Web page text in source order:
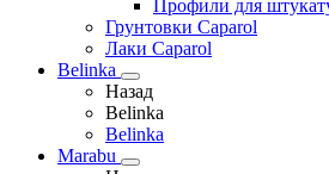
Профили для
Грунтовки Caparol
Лаки Caparol
Belinka
Назад
Belinka
Belinka
Marabu